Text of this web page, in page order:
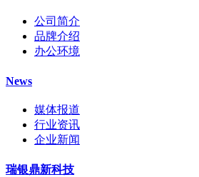
公司简介
品牌介绍
办公环境
News
媒体报道
行业资讯
企业新闻
瑞银鼎新科技